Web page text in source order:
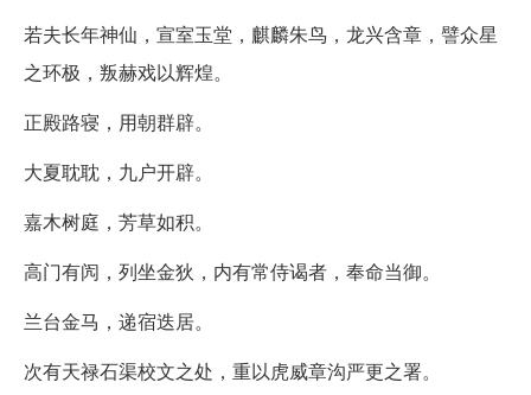
若夫长年神仙，宣室玉堂，麒麟朱鸟，龙兴含章，譬众星
之环极，叛赫戏以辉煌。
正殿路寝，用朝群辟。
大夏耽耽，九户开辟。
嘉木树庭，芳草如积。
高门有闶，列坐金狄，内有常侍谒者，奉命当御。
兰台金马，递宿迭居。
次有天禄石渠校文之处，重以虎威章沟严更之署。